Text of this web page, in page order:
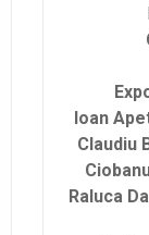
Ioan
Claudiu
Raluca